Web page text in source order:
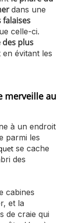
dans une
falaises
celle-ci.
des plus
en évitant les
merveille au
à un endroit
parmi les
se cache
des
cabines
et la
de craie qui